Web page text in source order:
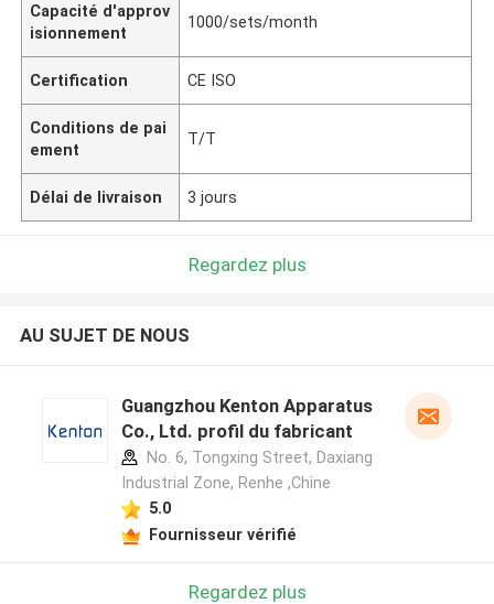
Capacité d'approv
isionnement
1000/sets/month
Certification CE ISO
Conditions de pai
ement
T/T
Délai de livraison 3 jours
Regardez plus
AU SUJET DE NOUS
Guangzhou Kenton Apparatus
Co., Ltd. profil du fabricant
No. 6, Tongxing Street, Daxiang
Industrial Zone, Renhe ,Chine
5.0
Fournisseur vérifié
Regardez plus